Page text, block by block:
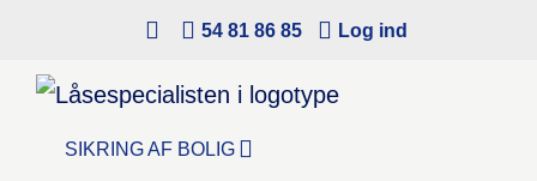
54 81 86 85 Log ind
SIKRING AF BOLIG